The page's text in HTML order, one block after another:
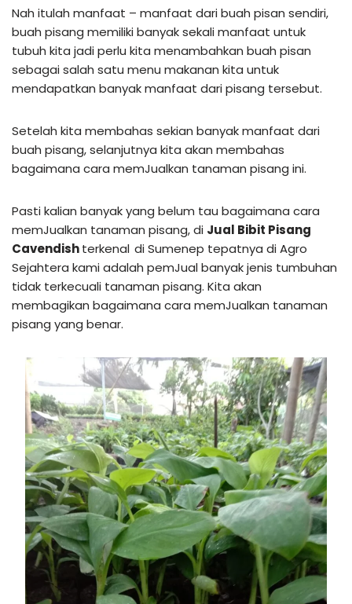
Nah itulah manfaat – manfaat dari buah pisan sendiri,
buah pisang memiliki banyak sekali manfaat untuk
tubuh kita jadi perlu kita menambahkan buah pisan
sebagai salah satu menu makanan kita untuk
mendapatkan banyak manfaat dari pisang tersebut.
Setelah kita membahas sekian banyak manfaat dari
buah pisang, selanjutnya kita akan membahas
bagaimana cara memJualkan tanaman pisang ini.
Pasti kalian banyak yang belum tau bagaimana cara
memJualkan tanaman pisang, di Jual Bibit Pisang
Cavendishterkenal di Sumenep tepatnya di Agro
Sejahtera kami adalah pemJual banyak jenis tumbuhan
tidak terkecuali tanaman pisang. Kita akan
membagikan bagaimana cara memJualkan tanaman
pisang yang benar.